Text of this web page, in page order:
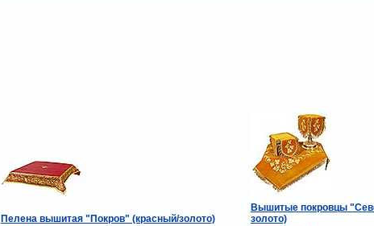
Пелена вышитая "Покров" (красный/золото)
Вышитые покровцы
золото)